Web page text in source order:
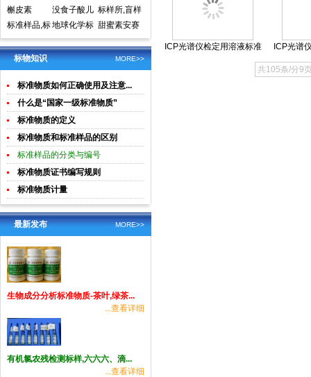
准样品
样品
标准样品
样品
照品高效液
相色谱HPL
C
育酚标准品
对照品中检
所
槲皮素
没食子酸儿
茶素
标样所,盲样
标准样品,标
样,质控样
地球化学标
准物质矿石
土壤生物成
分分析
甜蜜素安赛
蜜(乙酰磺胺
酸钾)标准溶
液食品检测
标准物质
MORE>>
标物知识
标准物质如何正确使用及注意...
什么是“国家一级标准物质”
标准物质的定义
标准物质和标准样品的区别
标准样品的分类与编号
标准物质证书编写规则
标准物质计量
MORE>>
最新发布
生物成分分析标准物质-茶叶,绿茶...
...查看详细
有机氯农残检测标样,六六六、滴...
...查看详细
ICP光谱仪检定用溶液标准
ICP光谱
共105条/分9